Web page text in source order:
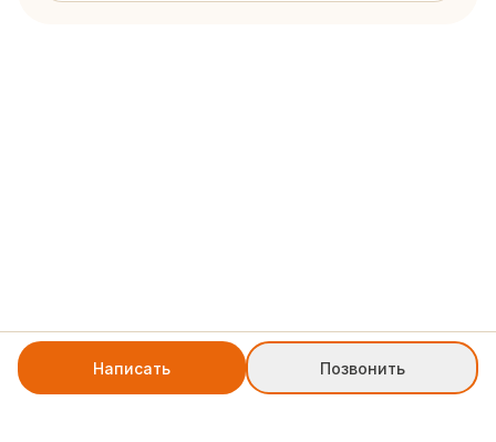
Написать Позвонить